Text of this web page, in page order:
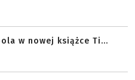
w nowej książce Ti...